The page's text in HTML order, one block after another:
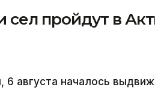
пройдут в
6 августа началось